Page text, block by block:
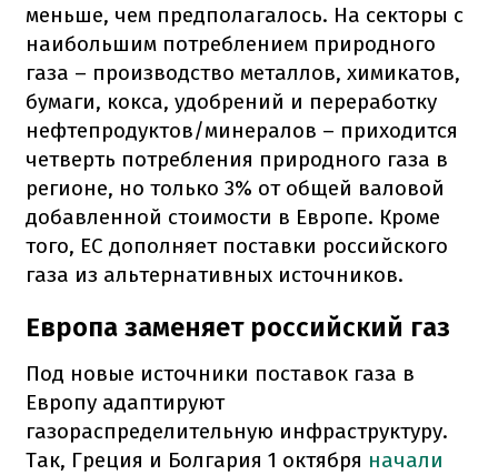
меньше, чем предполагалось. На секторы с
наибольшим потреблением природного
газа – производство металлов, химикатов,
бумаги, кокса, удобрений и переработку
нефтепродуктов/минералов – приходится
четверть потребления природного газа в
регионе, но только 3% от общей валовой
добавленной стоимости в Европе. Кроме
того, ЕС дополняет поставки российского
газа из альтернативных источников.
Европа заменяет российский газ
Под новые источники поставок газа в
Европу адаптируют
газораспределительную инфраструктуру.
Так, Греция и Болгария 1 октября начали